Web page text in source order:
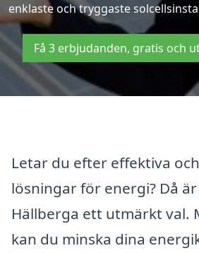
enklaste och tryggaste
Få 3 erbjudanden, gratis och
Letar du efter effektiva
lösningar för energi? Då
Hällberga ett utmärkt val.
kan du minska dina